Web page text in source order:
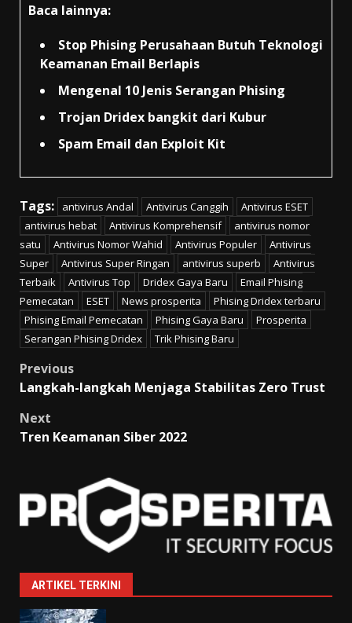
Baca lainnya:
Stop Phising Perusahaan Butuh Teknologi
Keamanan Email Berlapis
Mengenal 10 Jenis Serangan Phising
Trojan Dridex bangkit dari Kubur
Spam Email dan Exploit Kit
Tags: antivirus Andal Antivirus Canggih
Antivirus ESET
antivirus hebat
Antivirus Komprehensif
antivirus nomor
satu
Antivirus Nomor Wahid Antivirus Populer
Antivirus
Super
Antivirus Super Ringan antivirus superb
Antivirus
Terbaik
Antivirus Top Dridex Gaya Baru
Email Phising
Pemecatan
ESET News prosperita
Phising Dridex terbaru
Phising Email Pemecatan
Phising Gaya Baru
Prosperita
Serangan Phising Dridex
Trik Phising Baru
Post
navigation
Previous
Langkah-langkah Menjaga Stabilitas Zero Trust
Next
Tren Keamanan Siber 2022
ARTIKEL TERKINI